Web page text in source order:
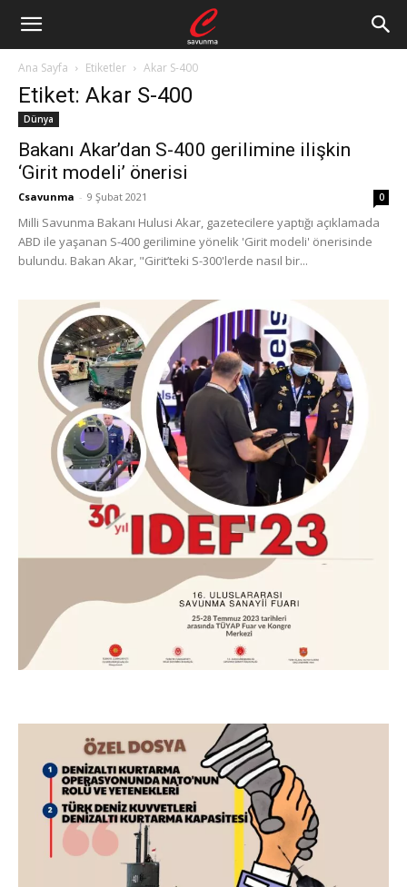
Ana Sayfa Etiketler Akar S-400
Etiket: Akar S-400
Dünya
Bakanı Akar’dan S-400 gerilimine ilişkin
‘Girit modeli’ önerisi
Csavunma - 9 Şubat 2021 0
Milli Savunma Bakanı Hulusi Akar, gazetecilere yaptığı açıklamada
ABD ile yaşanan S-400 gerilimine yönelik 'Girit modeli' önerisinde
bulundu. Bakan Akar, "Girit’teki S-300'lerde nasıl bir...